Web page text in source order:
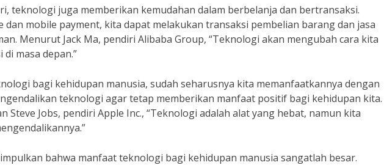
teknologi juga memberikan kemudahan dalam berbelanja dan bertransaksi.
dan mobile payment, kita dapat melakukan transaksi pembelian barang dan jasa
Menurut Jack Ma, pendiri Alibaba Group, “Teknologi akan mengubah cara kita
masa depan.”
bagi kehidupan manusia, sudah seharusnya kita memanfaatkannya dengan
teknologi agar tetap memberikan manfaat positif bagi kehidupan kita.
Steve Jobs, pendiri Apple Inc., “Teknologi adalah alat yang hebat, namun kita
bahwa manfaat teknologi bagi kehidupan manusia sangatlah besar.